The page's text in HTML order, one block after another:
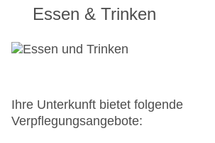
Essen & Trinken
Ihre Unterkunft bietet folgende
Verpflegungsangebote: